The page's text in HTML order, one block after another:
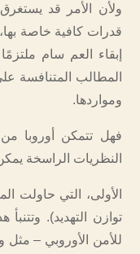
قدرات كافية خاصة
إبقاء العم سام
المطالب المتنافسة
ومواردها.
فهل تتمكن أوروبا
النظريات الراسخة
الأولى، التي حاولت
توازن التهديد).
للأمن الأوروبي –